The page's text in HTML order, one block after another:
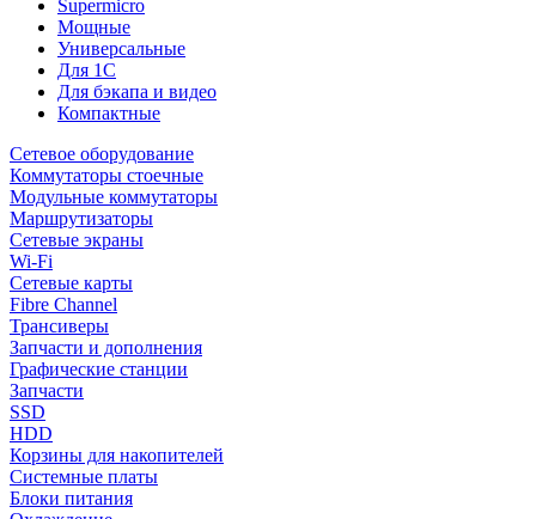
Supermicro
Мощные
Универсальные
Для 1С
Для бэкапа и видео
Компактные
Сетевое оборудование
Коммутаторы стоечные
Модульные коммутаторы
Маршрутизаторы
Сетевые экраны
Wi-Fi
Сетевые карты
Fibre Channel
Трансиверы
Запчасти и дополнения
Графические станции
Запчасти
SSD
HDD
Корзины для накопителей
Системные платы
Блоки питания